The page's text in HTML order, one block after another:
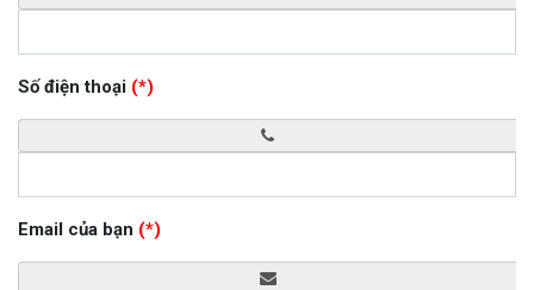
Số điện thoại (*)
Email của bạn (*)